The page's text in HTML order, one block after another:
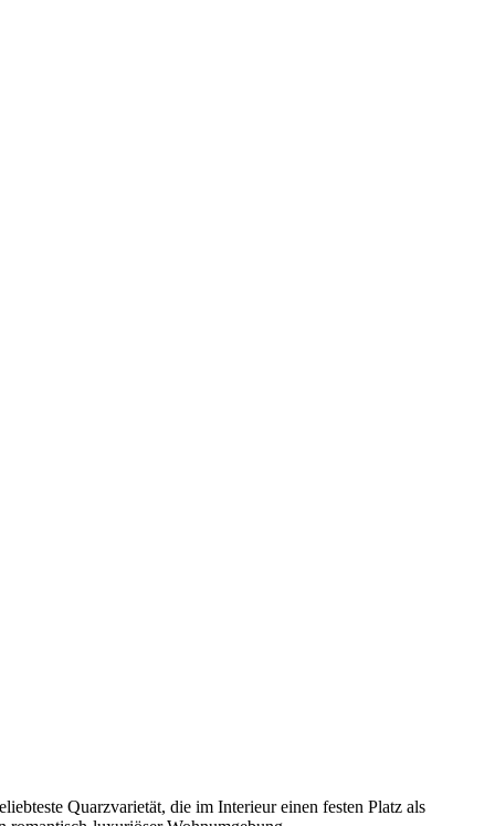
Quarzvarietät, die im Interieur einen festen Platz als